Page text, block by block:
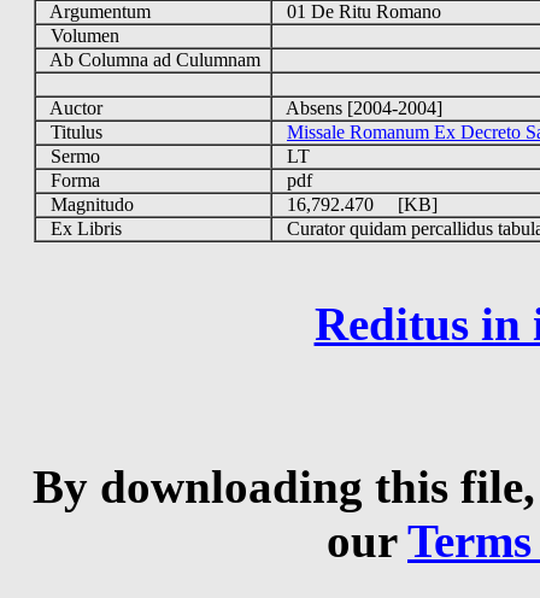
Argumentum
01 De Ritu Romano
Volumen
Ab Columna ad Culumnam
Auctor
Absens [2004-2004]
Titulus
Missale Romanum Ex Decreto
Sermo
LT
Forma
pdf
Magnitudo
16,792.470 [KB]
Ex Libris
Curator quidam percallidus
Reditus in
By downloading this
our